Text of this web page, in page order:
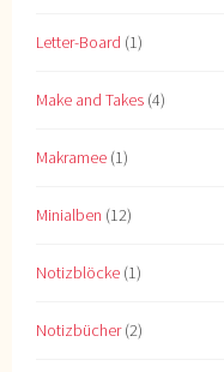
Letter-Board (1)
Make and Takes (4)
Makramee (1)
Minialben (12)
Notizblöcke (1)
Notizbücher(2)